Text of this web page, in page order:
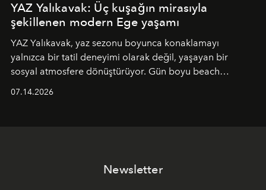
YAZ Yalıkavak: Üç kuşağın mirasıyla
şekillenen modern Ege yaşamı
YAZ Yalıkavak, yaz sezonu boyunca konaklamayı
yalnızca bir tatil deneyimi olarak değil, yaşayan bir
sosyal atmosfere dönüştürüyor. Gün boyu beach
geceye taşıyarak her hafta farklı bir deneyim sunuyor.
07.14.2026
Newsletter